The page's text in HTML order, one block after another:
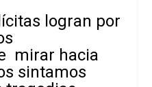
logran por
mirar hacia
sintamos